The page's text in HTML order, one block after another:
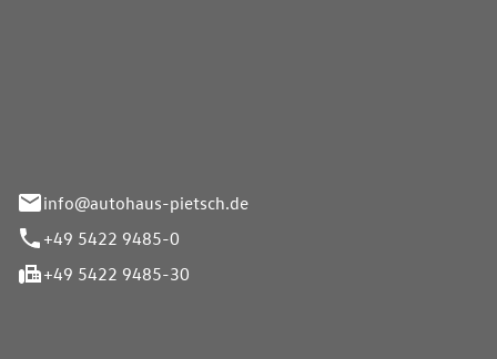
info@autohaus-pietsch.de
+49 5422 9485-0
+49 5422 9485-30